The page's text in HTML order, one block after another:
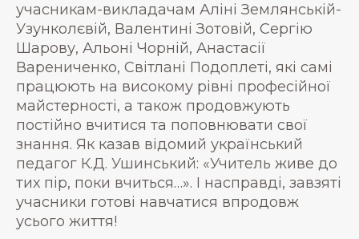
учасникам-викладачам Аліні Землянській-
Узунколєвій, Валентині Зотовій, Сергію
Шарову, Альоні Чорній, Анастасії
Варениченко, Світлані Подоплеті, які самі
працюють на високому рівні професійної
майстерності, а також продовжують
постійно вчитися та поповнювати свої
знання. Як казав відомий український
педагог К.Д. Ушинський: «Учитель живе до
тих пір, поки вчиться…». І насправді, завзяті
учасники готові навчатися впродовж
усього життя!